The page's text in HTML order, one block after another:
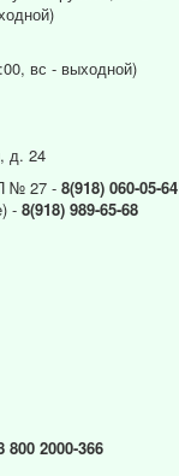
вс - выходной)
д. 24
№ 27 - 8(918) 060-05-64
- 8(918) 989-65-68
800 2000-366